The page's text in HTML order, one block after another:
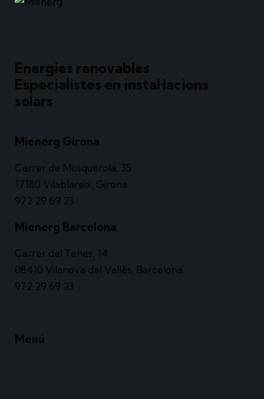
Energies renovables
Especialistes en instal·lacions
solars
Mienerg Girona
Carrer de Mosquerola, 35
17180 Vilablareix, Girona
972 29 69 23
Mienerg Barcelona
Carrer del Tenes, 14
08410 Vilanova del Vallès, Barcelona
972 29 69 23
Menú